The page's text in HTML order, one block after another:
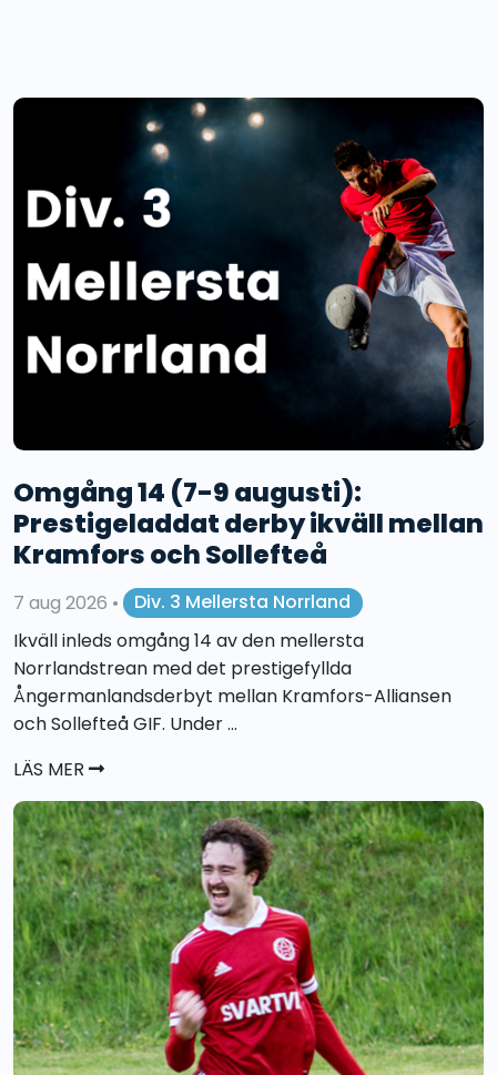
Omgång 14 (7-9 augusti):
Prestigeladdat derby ikväll mellan
Kramfors och Sollefteå
7 aug 2026 •
Div. 3 Mellersta Norrland
Ikväll inleds omgång 14 av den mellersta
Norrlandstrean med det prestigefyllda
Ångermanlandsderbyt mellan Kramfors-Alliansen
och Sollefteå GIF. Under ...
LÄS MER